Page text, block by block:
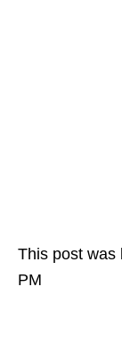
This post was
PM